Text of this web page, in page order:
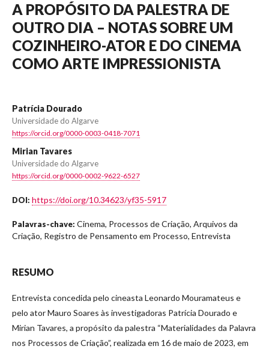
A PROPÓSITO DA PALESTRA DE
OUTRO DIA – NOTAS SOBRE UM
COZINHEIRO-ATOR E DO CINEMA
COMO ARTE IMPRESSIONISTA
Patrícia Dourado
Universidade do Algarve
https://orcid.org/0000-0003-0418-7071
Mirian Tavares
Universidade do Algarve
https://orcid.org/0000-0002-9622-6527
DOI: https://doi.org/10.34623/yf35-5917
Palavras-chave: Cinema, Processos de Criação, Arquivos da
Criação, Registro de Pensamento em Processo, Entrevista
RESUMO
Entrevista concedida pelo cineasta Leonardo Mouramateus e
pelo ator Mauro Soares às investigadoras Patrícia Dourado e
Mirian Tavares, a propósito da palestra “Materialidades da Palavra
nos Processos de Criação”, realizada em 16 de maio de 2023, em